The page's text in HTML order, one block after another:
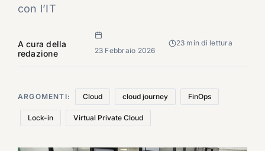
con l’IT
A cura della
redazione
23 Febbraio 2026
23 min di lettura
ARGOMENTI: Cloud cloud journey FinOps
Lock-in Virtual Private Cloud